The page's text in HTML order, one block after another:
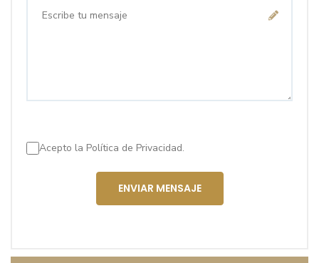
Acepto la Política de Privacidad.
ENVIAR MENSAJE